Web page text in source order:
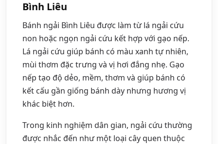
Bình Liêu
Bánh ngải Bình Liêu được làm từ lá ngải cứu
non hoặc ngọn ngải cứu kết hợp với gạo nếp.
Lá ngải cứu giúp bánh có màu xanh tự nhiên,
mùi thơm đặc trưng và vị hơi đắng nhẹ. Gạo
nếp tạo độ dẻo, mềm, thơm và giúp bánh có
kết cấu gần giống bánh dày nhưng hương vị
khác biệt hơn.
Trong kinh nghiệm dân gian, ngải cứu thường
được nhắc đến như một loại cây quen thuộc